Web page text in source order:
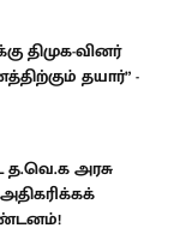
திமுக-வினர்
தயார்” -
த.வெ.க அரசு